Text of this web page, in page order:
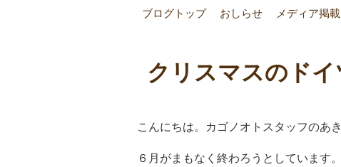
ブログトップ おしらせ メディア掲載
クリスマスのド
こんにちは。カゴノオトスタッフのあき
６月がまもなく終わろうとしています。